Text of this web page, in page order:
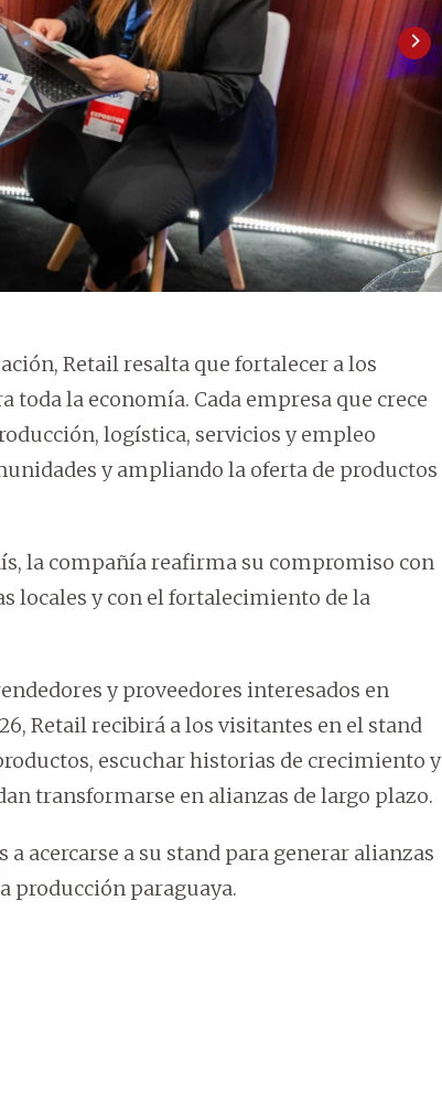
Retail resalta que fortalecer a los
toda la economía. Cada empresa que crece
logística, servicios y empleo
y ampliando la oferta de productos
la compañía reafirma su compromiso con
locales y con el fortalecimiento de la
y proveedores interesados en
Retail recibirá a los visitantes en el stand
escuchar historias de crecimiento y
transformarse en alianzas de largo plazo.
acercarse a su stand para generar alianzas
producción paraguaya.